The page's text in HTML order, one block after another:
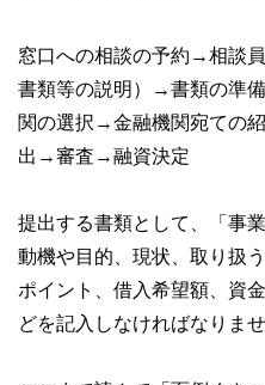
窓口への相談の予約→相談
書類等の説明）→書類の準
関の選択→金融機関宛ての
出→審査→融資決定
提出する書類として、「事
動機や目的、現状、取り扱
ポイント、借入希望額、資
どを記入しなければなりませ